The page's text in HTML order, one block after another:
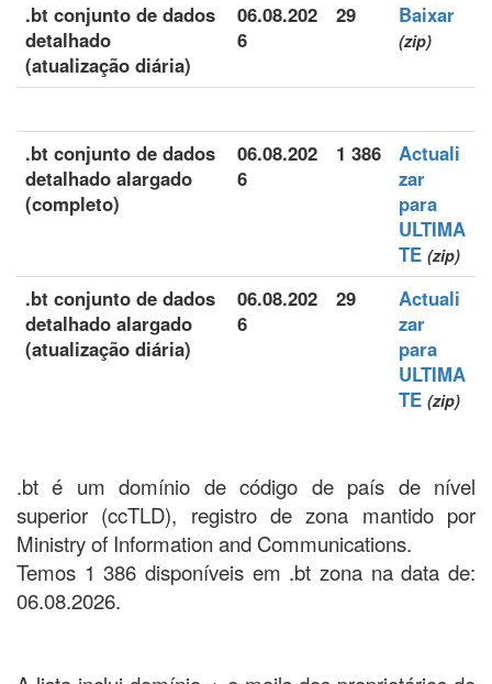
.bt conjunto de dados
detalhado
(atualização diária)
06.08.202
6
29 Baixar
(zip)
.bt conjunto de dados
detalhado alargado
(completo)
06.08.202
6
1 386
Actuali
zar
para
ULTIMA
TE (zip)
.bt conjunto de dados
detalhado alargado
(atualização diária)
06.08.202
6
29
Actuali
zar
para
ULTIMA
TE (zip)
.bt é um domínio de código de país de nível
superior (ccTLD), registro de zona mantido por
Ministry of Information and Communications.
Temos 1 386 disponíveis em .bt zona na data de:
06.08.2026.